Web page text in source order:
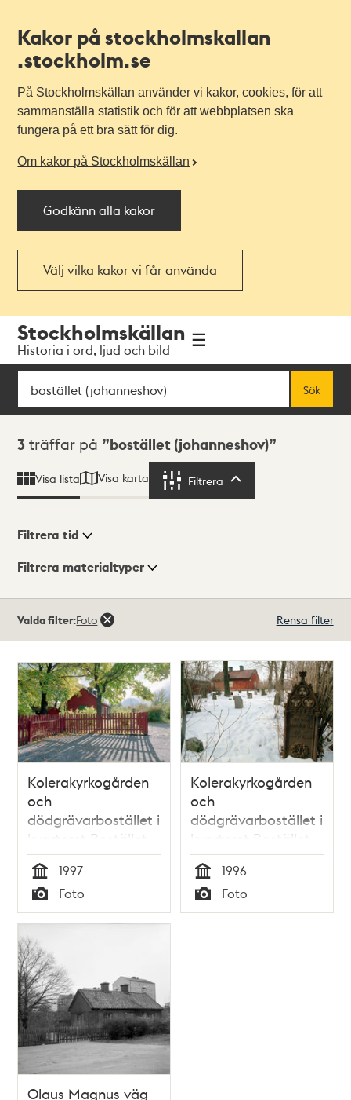
Kakor på stockholmskallan
.stockholm.se
På Stockholmskällan använder vi kakor, cookies, för att
sammanställa statistik och för att webbplatsen ska
fungera på ett bra sätt för dig.
Om kakor på Stockholmskällan
Godkänn alla kakor
Välj vilka kakor vi får använda
navigationen
huvudinnehållet
Stockholmskällan
Historia i ord, ljud och bild
Sök
Sök
Sökresultat
3 träffar på bostället (johanneshov)
Visa lista Visa karta Filtrera
Visningsläge
Filtrera tid
Filtrera materialtyper
träffar
Valda filter:Foto Rensa filter
Kolerakyrkogården
och
dödgrävarbostället i
kvarteret Bostället
vid Skansbacken
Tid
1997
Typ
Foto
Kolerakyrkogården
och
dödgrävarbostället i
kvarteret Bostället
vid Skansbacken,
vintertid
Tid
1996
Typ
Foto
Olaus Magnus väg